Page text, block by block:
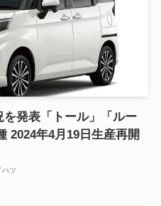
発表「トール」「ルー
2024年4月19日生産再開
ハツ